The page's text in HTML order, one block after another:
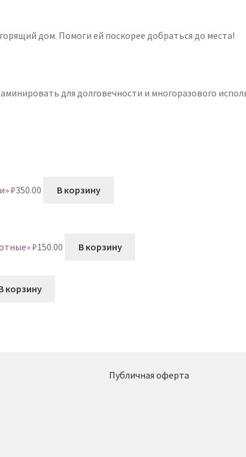
дом. Помоги ей поскорее добраться до места!
для долговечности и многоразового
₽350.00 В корзину
₽150.00 В корзину
корзину
Публичная оферта